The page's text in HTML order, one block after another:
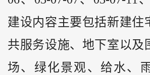
建设内容主要包括新建住
共服务设施、地下室以及
场、绿化景观、给水、